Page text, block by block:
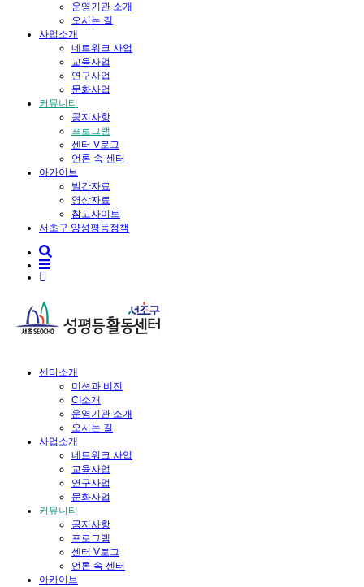
운영기관 소개
오시는 길
사업소개
네트워크 사업
교육사업
연구사업
문화사업
커뮤니티
공지사항
프로그램
센터 V로그
언론 속 센터
아카이브
발간자료
영상자료
참고사이트
서초구 양성평등정책
센터소개
미션과 비전
CI소개
운영기관 소개
오시는 길
사업소개
네트워크 사업
교육사업
연구사업
문화사업
커뮤니티
공지사항
프로그램
센터 V로그
언론 속 센터
아카이브